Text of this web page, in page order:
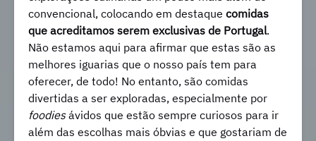
convencional, colocando em destaque comidas
que acreditamos serem exclusivas de Portugal.
Não estamos aqui para afirmar que estas são as
melhores iguarias que o nosso país tem para
oferecer, de todo! No entanto, são comidas
divertidas a ser exploradas, especialmente por
foodiesávidos que estão sempre curiosos para ir
além das escolhas mais óbvias e que gostariam de